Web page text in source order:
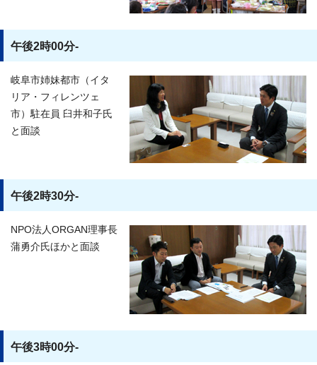
午後2時00分-
岐阜市姉妹都市（イタ
リア・フィレンツェ
市）駐在員 臼井和子氏
と面談
午後2時30分-
NPO法人ORGAN理事長
蒲勇介氏ほかと面談
午後3時00分-